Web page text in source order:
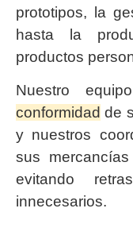
prototipos, la
hasta la
productos
Nuestro
conformidad de
y nuestros
sus
evitando
innecesarios.